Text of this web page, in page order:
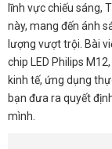
lĩnh vực chiếu sáng,
này, mang đến ánh
lượng vượt trội. Bài
chip LED Philips
kinh tế, ứng dụng
bạn đưa ra quyết
mình.